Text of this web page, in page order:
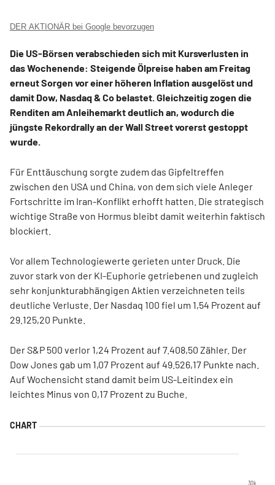
DER AKTIONÄR bei Google bevorzugen
Die US-Börsen verabschieden sich mit Kursverlusten in
das Wochenende: Steigende Ölpreise haben am Freitag
erneut Sorgen vor einer höheren Inflation ausgelöst und
damit Dow, Nasdaq & Co belastet. Gleichzeitig zogen die
Renditen am Anleihemarkt deutlich an, wodurch die
jüngste Rekordrally an der Wall Street vorerst gestoppt
wurde.
Für Enttäuschung sorgte zudem das Gipfeltreffen
zwischen den USA und China, von dem sich viele Anleger
Fortschritte im Iran-Konflikt erhofft hatten. Die strategisch
wichtige Straße von Hormus bleibt damit weiterhin faktisch
blockiert.
Vor allem Technologiewerte gerieten unter Druck. Die
zuvor stark von der KI-Euphorie getriebenen und zugleich
sehr konjunkturabhängigen Aktien verzeichneten teils
deutliche Verluste. Der Nasdaq 100 fiel um 1,54 Prozent auf
29.125,20 Punkte.
Der S&P 500 verlor 1,24 Prozent auf 7.408,50 Zähler. Der
Dow Jones gab um 1,07 Prozent auf 49.526,17 Punkte nach.
Auf Wochensicht stand damit beim US-Leitindex ein
leichtes Minus von 0,17 Prozent zu Buche.
30k